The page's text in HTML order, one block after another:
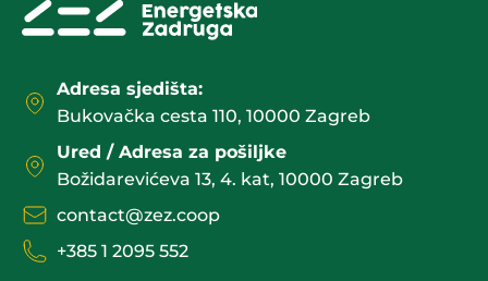
Adresa sjedišta:
Bukovačka cesta 110, 10000 Zagreb
Ured / Adresa za pošiljke
Božidarevićeva 13, 4. kat, 10000 Zagreb
contact@zez.coop
+385 1 2095 552